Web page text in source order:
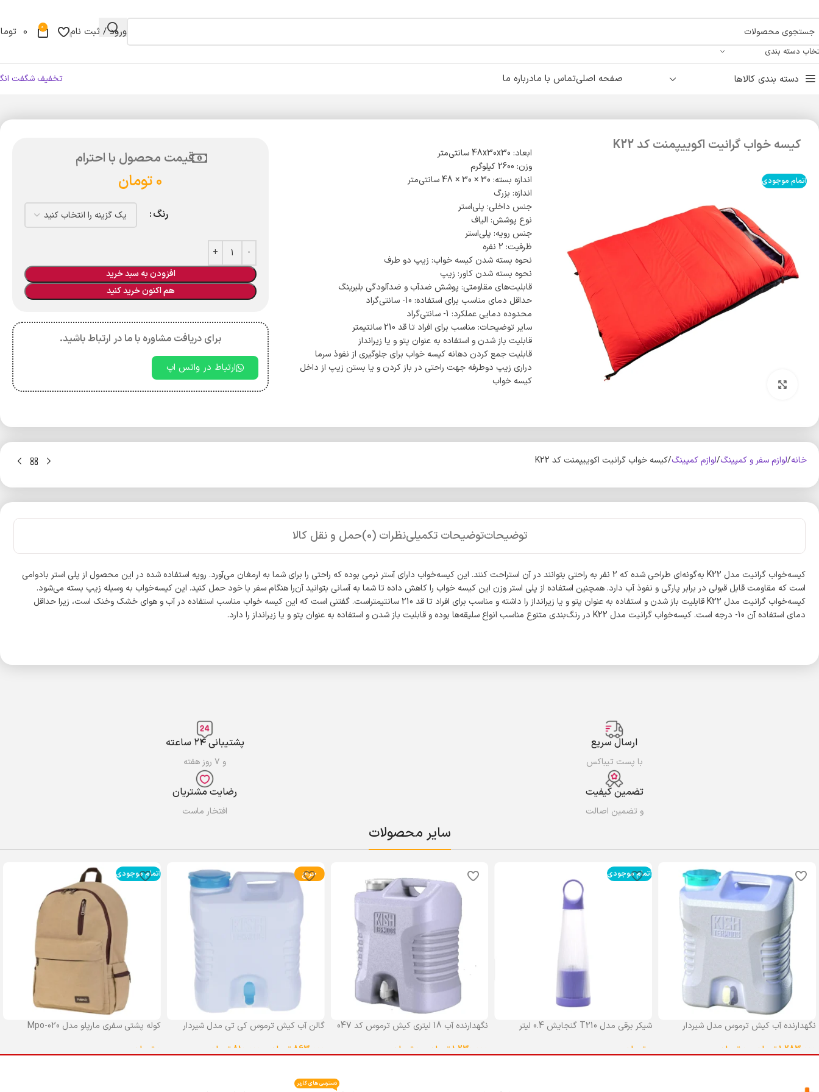
دسته بندی
ورود / ثبت نام 0
0
دسته بندی کالاها صفحه اصلیتماس با مادرباره ما تخفیف شگفت
کیسه خواب گرانیت اکوییپمنت کد K22
اتمام موجودی
ابعاد: 48x30x30 سانتی‌متر
وزن: 2600 کیلوگرم
اندازه بسته: 30 × 30 × 48 سانتی‌متر
اندازه: بزرگ
جنس داخلی: پلی‌استر
نوع پوشش: الیاف
جنس رویه: پلی‌استر
ظرفیت: 2 نفره
نحوه بسته شدن کیسه خواب: زیپ دو طرف
نحوه بسته شدن کاور: زیپ
قابلیت‌های مقاومتی: پوشش ضدآب و ضدآلودگی بلبرینگ
حداقل دمای مناسب برای استفاده: 10- سانتی‌گراد
محدوده دمایی عملکرد: 1- سانتی‌گراد
سایر توضیحات: مناسب برای افراد تا قد 210 سانتیمتر
قابلیت باز شدن و استفاده به عنوان پتو و یا زیرانداز
قابلیت جمع کردن دهانه کیسه خواب برای جلوگیری از نفوذ سرما
دراری زیپ دوطرفه جهت راحتی در باز کردن و یا بستن زیپ از داخل
کیسه خواب
قیمت محصول با احترام
0تومان
رنگ
افزودن به سبد خرید
هم اکنون خرید کنید
برای دریافت مشاوره با ما در ارتباط باشید.
ارتباط در واتس اپ
خانه لوازم سفر و کمپینگ لوازم کمپینگ کیسه خواب گرانیت اکوییپمنت کد K22
توضیحاتتوضیحات تکمیلینظرات (0) حمل و نقل کالا
کیسه‌خواب گرانیت مدل K22 به‌گونه‌ای طراحی شده که 2 نفر به راحتی بتوانند در آن استراحت کنند. این کیسه‌خواب دارای آستر نرمی بوده که راحتی را برای شما به ارمغان می‌آورد. رویه استفاده شده در این محصول از پلی استر بادوامی
است که مقاومت قابل قبولی در برابر پارگی و نفوذ آب دارد. همچنین استفاده از پلی استر وزن این کیسه خواب را کاهش داده تا شما به آسانی بتوانید آن‌را هنگام سفر با خود حمل کنید. این کیسه‌خواب به وسیله زیپ بسته می‌شود.
کیسه‌خواب گرانیت مدل K22 قابلیت باز شدن و استفاده به عنوان پتو و یا زیرانداز را داشته و مناسب برای افراد تا قد 210 سانتیمتراست. گفتنی است که این کیسه خواب مناسب استفاده در آب و هوای خشک وخنک است، زیرا حداقل
دمای استفاده آن 10- درجه است. کیسه‌خواب گرانیت مدل K22 در رنگ‌بندی متنوع مناسب انواع سلیقه‌ها بوده و قابلیت باز شدن و استفاده به عنوان پتو و یا زیرانداز را دارد.
ارسال سریع
با پست تیباکس
پشتیبانی ۲۴ ساعته
و ۷ روز هفته
تضمین کیفیت
و تضمین اصالت
رضایت مشتریان
افتخار ماست
سایر محصولات
نگهدارنده آب کیش ترموس مدل شیردار
1,283,000تومان تومان
اتمام موجودی
شیکر برقی مدل T210 گنجایش 0.4 لیتر
تومان
نگهدارنده آب 18 لیتری کیش ترموس کد 047
1,230,000تومان تومان
حراج
گالن آب کیش ترموس کی تی مدل شیردار
863,000 تومان 810,000 تومان
اتمام موجودی
کوله پشتی سفری مارپلو مدل Mpo-020
تومان
دسترسی های کاربر